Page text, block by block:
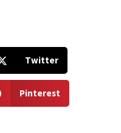
h
a
Twitter
Pinterest